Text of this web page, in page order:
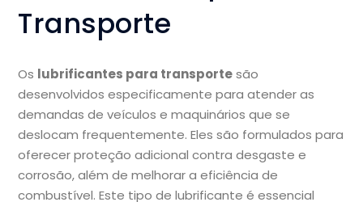
Transporte
Os lubrificantes para transportesão
desenvolvidos especificamente para atender as
demandas de veículos e maquinários que se
deslocam frequentemente. Eles são formulados para
oferecer proteção adicional contra desgaste e
corrosão, além de melhorar a eficiência de
combustível. Este tipo de lubrificante é essencial